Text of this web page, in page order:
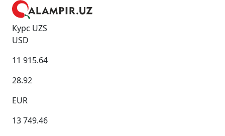
Курс UZS
USD
11 915.64
28.92
EUR
13 749.46